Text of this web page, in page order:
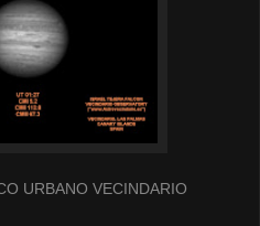
URBANO VECINDARIO